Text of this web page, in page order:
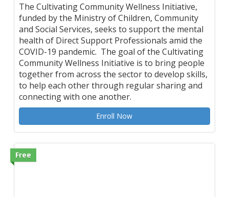
The Cultivating Community Wellness Initiative,
funded by the Ministry of Children, Community
and Social Services, seeks to support the mental
health of Direct Support Professionals amid the
COVID-19 pandemic. The goal of the Cultivating
Community Wellness Initiative is to bring people
together from across the sector to develop skills,
to help each other through regular sharing and
connecting with one another.
Enroll Now
Free